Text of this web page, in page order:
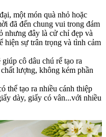
một món quà nhỏ hoặc
đã đến chung vui trong đám
nhưng đây là cử chỉ đẹp và
hiện sự trân trọng và tình cảm
cô dâu chú rể tạo ra
lượng, không kém phần
thể tạo ra nhiều cánh thiệp
dày, giấy có vân...với nhiều